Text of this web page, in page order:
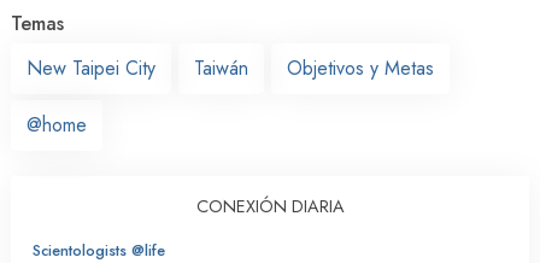
Temas
New Taipei City
Taiwán Objetivos y Metas
@home
CONEXIÓN DIARIA
Scientologists @life